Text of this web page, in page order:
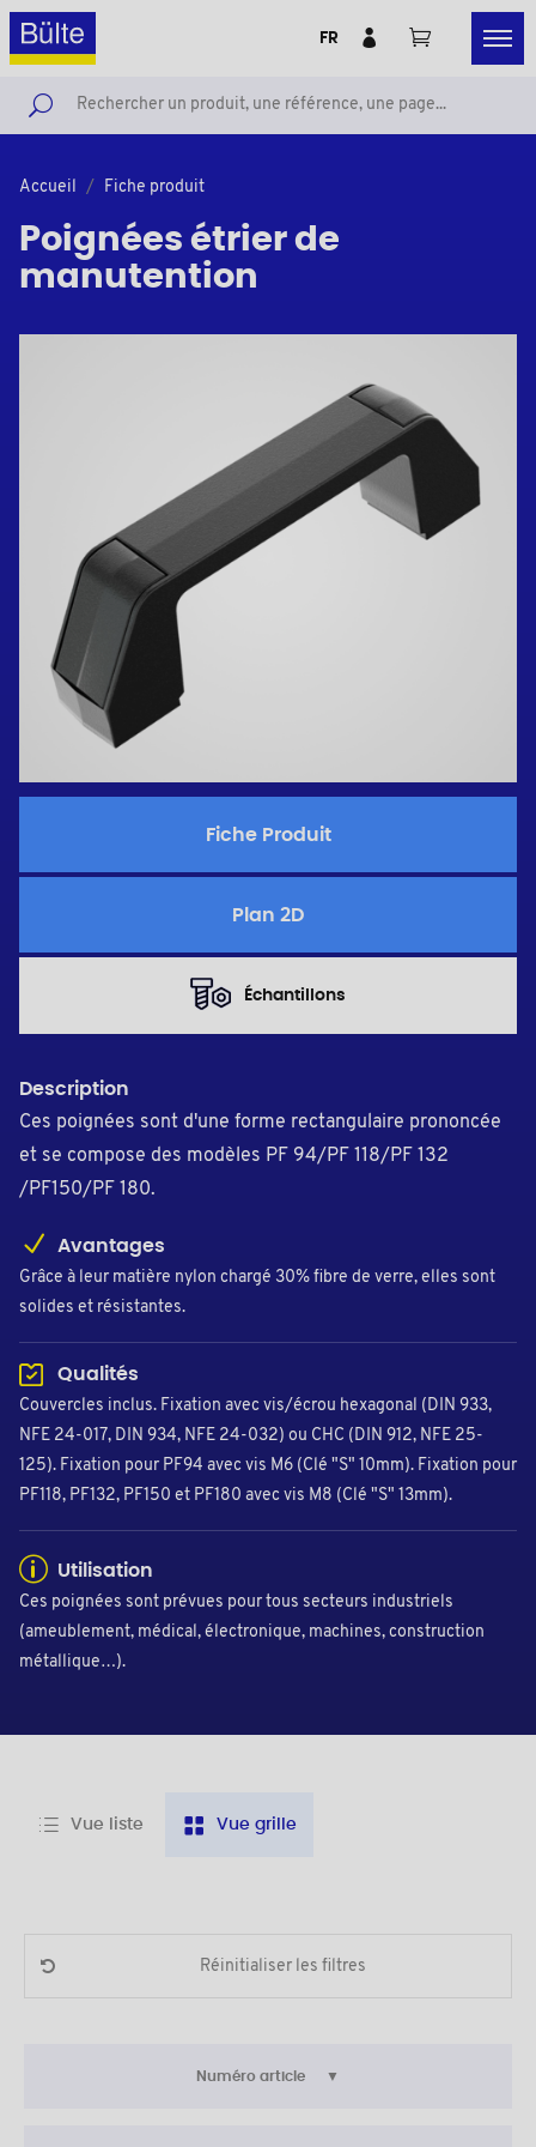
FR
Accueil Fiche produit
Poignées étrier de
manutention
Fiche Produit
Plan 2D
Échantillons
Description
Ces poignées sont d'une forme rectangulaire prononcée
et se compose des modèles PF 94/PF 118/PF 132
/PF150/PF 180.
Avantages
Grâce à leur matière nylon chargé 30% fibre de verre, elles sont
solides et résistantes.
Qualités
Couvercles inclus. Fixation avec vis/écrou hexagonal (DIN 933,
NFE 24-017, DIN 934, NFE 24-032) ou CHC (DIN 912, NFE 25-
125). Fixation pour PF94 avec vis M6 (Clé "S" 10mm). Fixation pour
PF118, PF132, PF150 et PF180 avec vis M8 (Clé "S" 13mm).
Utilisation
Ces poignées sont prévues pour tous secteurs industriels
(ameublement, médical, électronique, machines, construction
métallique…).
Vue liste Vue grille
Réinitialiser les filtres
Numéro article